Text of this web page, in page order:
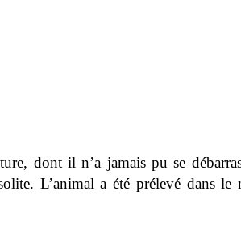
dont il n’a jamais pu se
L’animal a été prélevé dans